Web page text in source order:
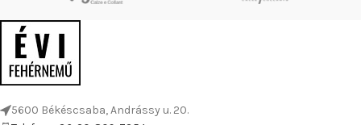
5600 Békéscsaba, Andrássy u. 20.